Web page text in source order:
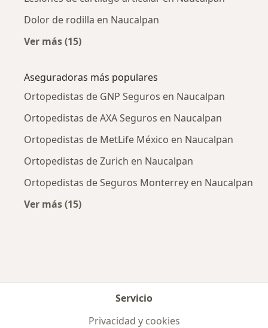
Dolor de rodilla en Naucalpan
Ver más (15)
Aseguradoras más populares
Ortopedistas de GNP Seguros en Naucalpan
Ortopedistas de AXA Seguros en Naucalpan
Ortopedistas de MetLife México en Naucalpan
Ortopedistas de Zurich en Naucalpan
Ortopedistas de Seguros Monterrey en Naucalpan
Ver más (15)
Servicio
Privacidad y cookies